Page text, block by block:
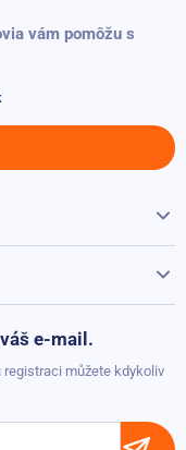
100%
vám pomôžu s
e-mail.
můžete kdykoliv